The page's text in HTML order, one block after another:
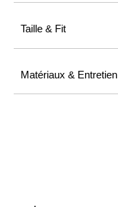
Taille & Fit
Matériaux & Entretien